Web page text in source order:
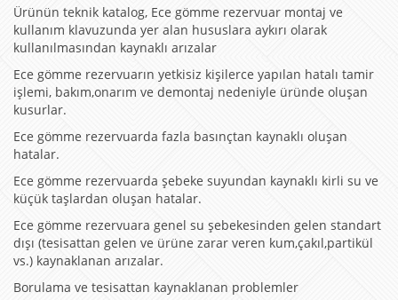
Ürünün teknik katalog, Ece gömme rezervuar montaj ve
kullanım klavuzunda yer alan hususlara aykırı olarak
kullanılmasından kaynaklı arızalar
Ece gömme rezervuarın yetkisiz kişilerce yapılan hatalı tamir
işlemi, bakım,onarım ve demontaj nedeniyle üründe oluşan
kusurlar.
Ece gömme rezervuarda fazla basınçtan kaynaklı oluşan
hatalar.
Ece gömme rezervuarda şebeke suyundan kaynaklı kirli su ve
küçük taşlardan oluşan hatalar.
Ece gömme rezervuara genel su şebekesinden gelen standart
dışı (tesisattan gelen ve ürüne zarar veren kum,çakıl,partikül
vs.) kaynaklanan arızalar.
Borulama ve tesisattan kaynaklanan problemler